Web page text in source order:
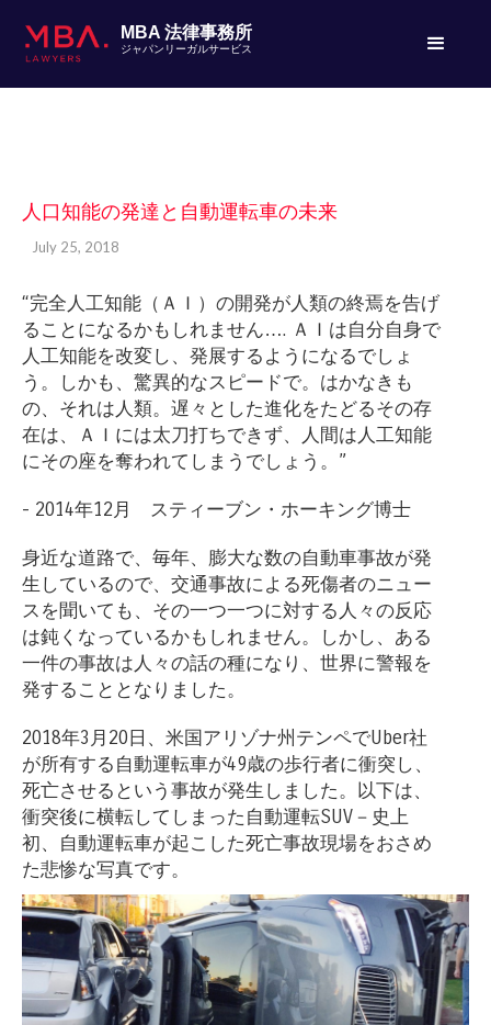
MBA 法律事務所
ジャパンリーガルサービス
人口知能の発達と自動運転車の未来
July 25, 2018
“完全人工知能（ＡＩ）の開発が人類の終焉を告げ
ることになるかもしれません…. ＡＩは自分自身で
人工知能を改変し、発展するようになるでしょ
う。しかも、驚異的なスピードで。はかなきも
の、それは人類。遅々とした進化をたどるその存
在は、ＡＩには太刀打ちできず、人間は人工知能
にその座を奪われてしまうでしょう。”
- 2014年12月 スティーブン・ホーキング博士
身近な道路で、毎年、膨大な数の自動車事故が発
生しているので、交通事故による死傷者のニュー
スを聞いても、その一つ一つに対する人々の反応
は鈍くなっているかもしれません。しかし、ある
一件の事故は人々の話の種になり、世界に警報を
発することとなりました。
2018年3月20日、米国アリゾナ州テンペでUber社
が所有する自動運転車が49歳の歩行者に衝突し、
死亡させるという事故が発生しました。以下は、
衝突後に横転してしまった自動運転SUV－史上
初、自動運転車が起こした死亡事故現場をおさめ
た悲惨な写真です。